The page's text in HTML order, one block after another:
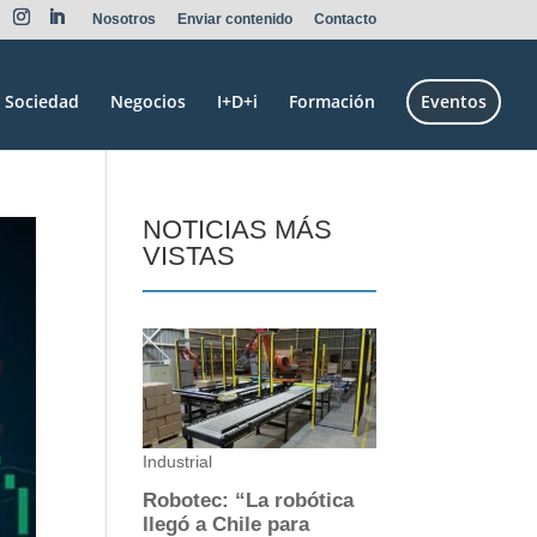
Nosotros Enviar contenido Contacto
Sociedad Negocios I+D+i Formación Eventos
NOTICIAS MÁS
VISTAS